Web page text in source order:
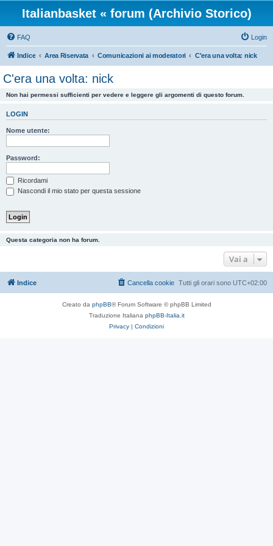
Italianbasket « forum (Archivio Storico)
FAQ Login
Indice Area Riservata Comunicazioni ai moderatori C'era una volta: nick
C'era una volta: nick
Non hai permessi sufficienti per vedere e leggere gli argomenti di questo forum.
LOGIN
Nome utente:
Password:
Ricordami
Nascondi il mio stato per questa sessione
Questa categoria non ha forum.
Vai a
Indice Tutti gli orari sono UTC+02:00
Cancella cookie
Creato da phpBB® Forum Software © phpBB Limited
Traduzione Italiana phpBB-Italia.it
Privacy | Condizioni